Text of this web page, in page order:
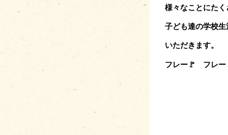
様々なことにた
子ども達の学校
いただきま
フレー🚩 フレ